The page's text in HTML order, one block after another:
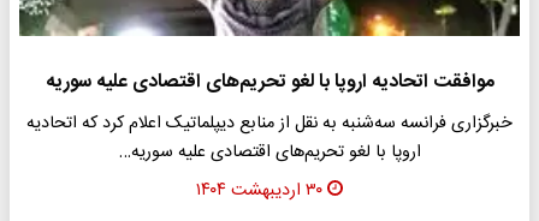
موافقت اتحادیه اروپا با لغو تحریم‌های اقتصادی علیه سوریه
خبرگزاری فرانسه سه‌شنبه به نقل از منابع دیپلماتیک اعلام کرد که اتحادیه
اروپا با لغو تحریم‌های اقتصادی علیه سوریه…
۳۰ اردیبهشت ۱۴۰۴